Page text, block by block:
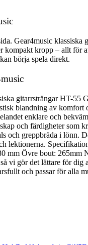
Gear4music
kompakt kropp – allt
börja spela direkt.
gitarrsträngar HT-
blandning av
enklare och
och färdigheter
och greppbräda i lönn.
lektionerna.
mm Övre bout:
gör det lättare för dig
och passar för